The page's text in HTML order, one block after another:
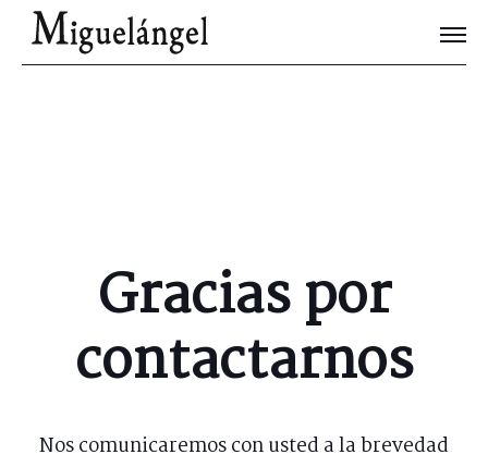
Joyas Únicas
Gracias por
contactarnos
Nos comunicaremos con usted a la brevedad